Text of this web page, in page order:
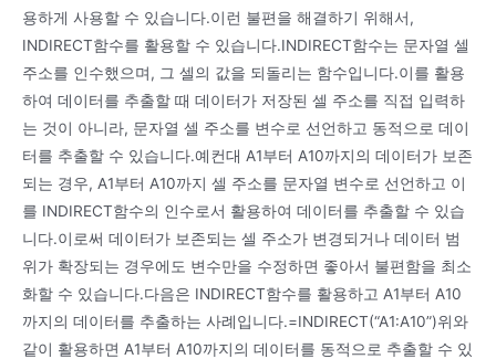
용하게 사용할 수 있습니다.이런 불편을 해결하기 위해서,
INDIRECT함수를 활용할 수 있습니다.INDIRECT함수는 문자열 셀
주소를 인수했으며, 그 셀의 값을 되돌리는 함수입니다.이를 활용
하여 데이터를 추출할 때 데이터가 저장된 셀 주소를 직접 입력하
는 것이 아니라, 문자열 셀 주소를 변수로 선언하고 동적으로 데이
터를 추출할 수 있습니다.예컨대 A1부터 A10까지의 데이터가 보존
되는 경우, A1부터 A10까지 셀 주소를 문자열 변수로 선언하고 이
를 INDIRECT함수의 인수로서 활용하여 데이터를 추출할 수 있습
니다.이로써 데이터가 보존되는 셀 주소가 변경되거나 데이터 범
위가 확장되는 경우에도 변수만을 수정하면 좋아서 불편함을 최소
화할 수 있습니다.다음은 INDIRECT함수를 활용하고 A1부터 A10
까지의 데이터를 추출하는 사례입니다.=INDIRECT(“A1:A10”)위와
같이 활용하면 A1부터 A10까지의 데이터를 동적으로 추출할 수 있